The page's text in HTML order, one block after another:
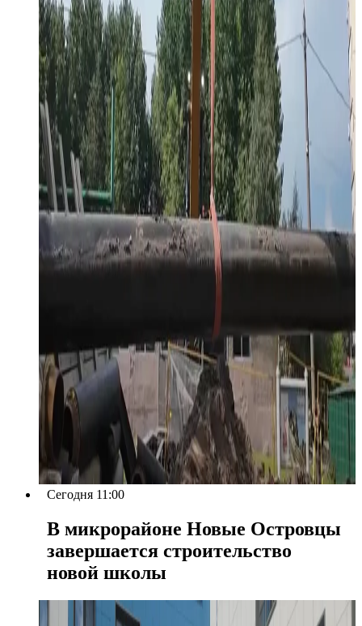
Сегодня 11:00
В микрорайоне Новые Островцы
завершается строительство
новой школы